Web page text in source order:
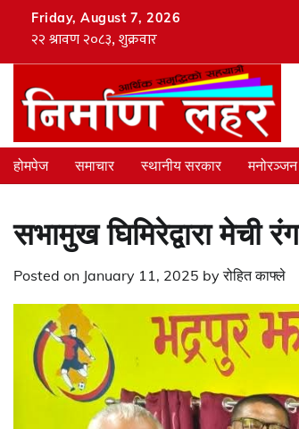
Friday, August 7, 2026
होमपेज समाचार स्थानीय सरकार मनोरञ्जन
सभामुख घिमिरेद्वारा
Posted on January 11, 2025 byरोहित काफ्ले